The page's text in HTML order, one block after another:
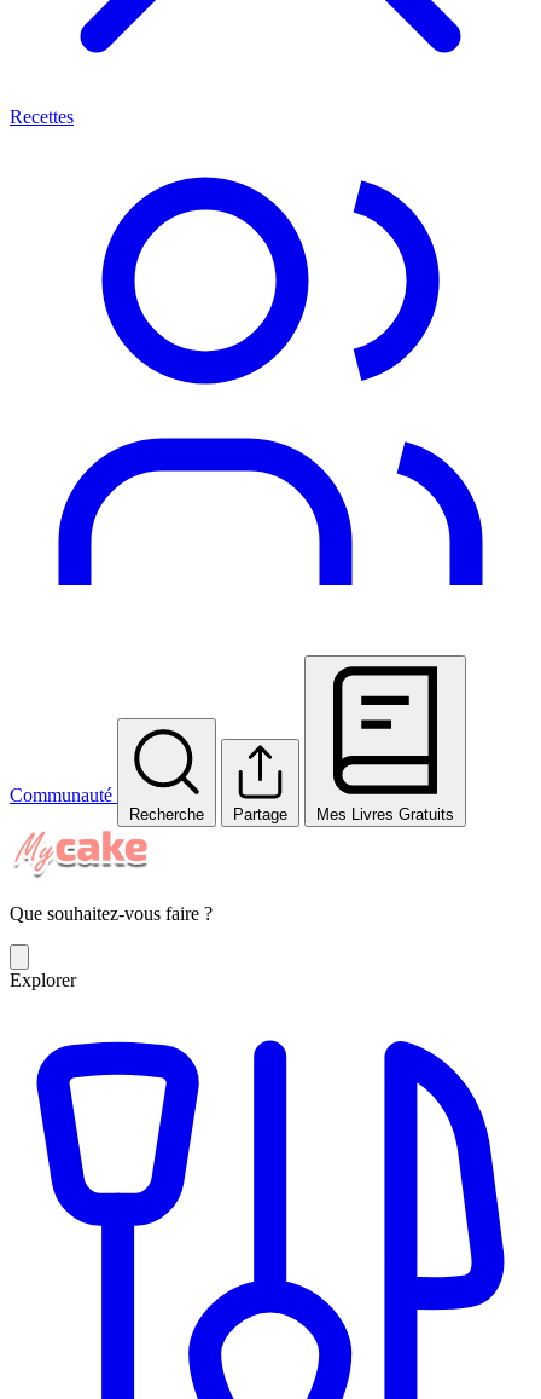
Recettes
Communauté
Recherche Partage Mes Livres Gratuits
Que souhaitez-vous faire ?
Explorer